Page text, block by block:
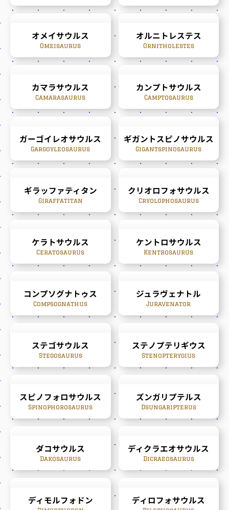
オメイサウルス
Omeisaurus
オルニトレステス
Ornitholestes
カマラサウルス
Camarasaurus
カンプトサウルス
Camptosaurus
ガーゴイレオサウルス
Gargoyleosaurus
ギガントスピノサウルス
Gigantspinosaurus
ギラッファティタン
Giraffatitan
クリオロフォサウルス
Cryolophosaurus
ケラトサウルス
Ceratosaurus
ケントロサウルス
Kentrosaurus
コンプソグナトゥス
Compsognathus
ジュラヴェナトル
Juravenator
ステゴサウルス
Stegosaurus
ステノプテリギウス
Stenopterygius
スピノフォロサウルス
Spinophorosaurus
ズンガリプテルス
Dsungaripterus
ダコサウルス
Dakosaurus
ディクラエオサウルス
Dicraeosaurus
ディモルフォドン ディロフォサウルス